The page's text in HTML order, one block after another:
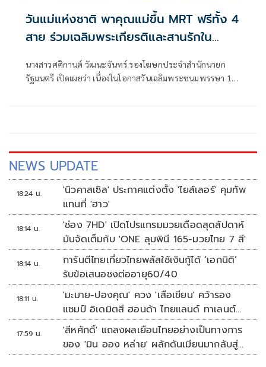
วันแม่แห่งชาติ พาคุณแม่ขึ้น MRT ฟรีทั้ง 4
สาย ร่วมเฉลิมพระเกียรติและสานรักใน
นางสาวศศิกานต์ วัฒนะจันทร์ รองโฆษกประจำสำนักนายก
รัฐมนตรี เปิดเผยว่า เนื่องในโอกาสวันเฉลิมพระชนมพรรษา 12
NEWS UPDATE
18:24 น.
'นิวคาสเซิล' ประกาศแต่งตั้ง 'ไยส์เลอร์' คุมทัพ
แทนที่ 'ฮาว'
18:14 น.
'ช่อง 7HD' เปิดโปรแกรมมวยเดือดสุดสัปดาห์
มันจัดเต็มกับ 'ONE ลุมพินี 165-มวยไทย 7 สี'
18:14 น.
การันตีไทยเที่ยวไทยพลัสใช้เงินกู้ได้ ‘เอกนิติ’
รับข้อเสนอชงต่ออายุ60/40
18:11 น.
'มะมาย-ปองคุณ' ควง 'เสือเขียน' คว้ารอง
แชมป์ อิเดมิตสึ ฮอนด้า ไทยแลนด์ ทาเลนต์
คัพ สนาม 3
17:59 น.
'สีหศักดิ์' แถลงผลเยือนไทยอย่างเป็นทางการ
ของ 'มิน ออง หล่าย' ผลักดันเมียนมากลับสู่
อาเซียน